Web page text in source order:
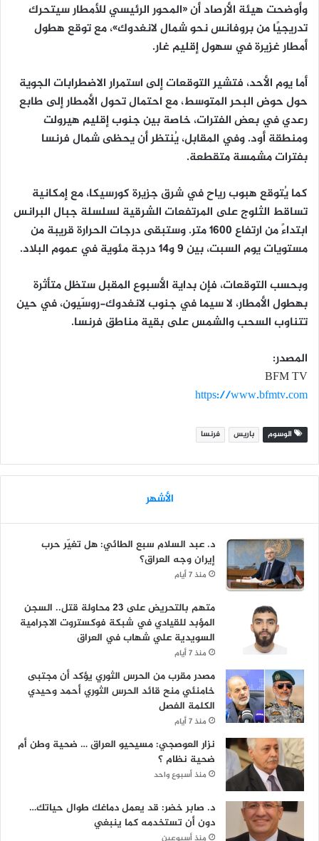
وأوضحت هيئة الأرصاد أن «المحور الرئيسي للأمطار سيتحرك
تدريجيًا من بروفانس نحو شمال لانغدوك»، مع توقع هطول
أمطار غزيرة في سهول إقليم غار.
أما يوم الأحد، فتشير التوقعات إلى استمرار الاضطرابات الجوية
حول حوض البحر المتوسط، مع احتمال تحول الأمطار إلى طابع
رعدي في بعض الفترات، خاصة بين جنوب إقليم هيرولت
ومنطقة أود. وفي المقابل، يُنتظر أن يحظى شمال فرنسا
بفترات مشمسة متقطعة.
كما يُتوقع هبوب رياح في شرق جزيرة كورسيكا، مع إمكانية
تساقط الثلوج على المرتفعات الشرقية لسلسلة جبال البرانس
ابتداءً من ارتفاع 1600 متر. وستبقى درجات الحرارة قريبة من
مستويات يوم السبت، بين 9 و14 درجة مئوية في عموم البلاد.
وبحسب التوقعات، فإن بداية الأسبوع المقبل ستظل متأثرة
بهطول الأمطار، لا سيما في جنوب لانغدوك-روسّيون، في حين
تتناوب السحب والشمس على بقية مناطق فرنسا.
المصدر:
BFM TV
https://www.bfmtv.com
الوسوم باريس فرنسا
الأشهر
د. عبد السلام سبع الطائي: هل تغيّر حرب
إيران وجه العراق؟
منذ 7 أيام
متهم بالتحريض على 23 محاولة قتل.. السجن
المؤبد للقيادي في شبكة فوكستروت الاجرامية
السويدية علي شهاب في العراق
منذ 7 أيام
مصدر مقرب من الحرس الثوري يؤكد أن مجتبى
خامنئي منح قائد الحرس الثوري أحمد وحيدي
الكلمة الفصل
منذ 7 أيام
نزار العوصجي: مسيحيو العراق … ضحية وطن أم
ضحية نظام ؟
منذ أسبوع واحد
د. صابر خضر: قد يعمل دماغك طوال حياتك…
دون أن تستخدمه كما ينبغي